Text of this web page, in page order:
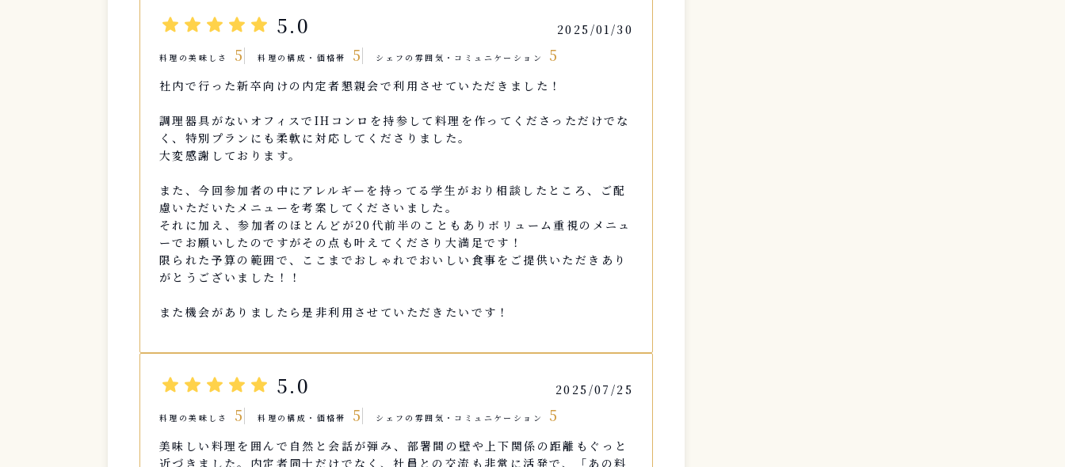
star star star star star 5.0 2025/01/30
料理の美味しさ 5 料理の構成・価格帯 5 シェフの雰囲気・コミュニケーション 5
社内で行った新卒向けの内定者懇親会で利用させていただきました！
調理器具がないオフィスでIHコンロを持参して料理を作ってくださっただけでな
く、特別プランにも柔軟に対応してくださりました。
大変感謝しております。
また、今回参加者の中にアレルギーを持ってる学生がおり相談したところ、ご配
慮いただいたメニューを考案してくださいました。
それに加え、参加者のほとんどが20代前半のこともありボリューム重視のメニュ
ーでお願いしたのですがその点も叶えてくださり大満足です！
限られた予算の範囲で、ここまでおしゃれでおいしい食事をご提供いただきあり
がとうございました！！
また機会がありましたら是非利用させていただきたいです！
star star star star star 5.0 2025/07/25
料理の美味しさ 5 料理の構成・価格帯 5 シェフの雰囲気・コミュニケーション 5
美味しい料理を囲んで自然と会話が弾み、部署間の壁や上下関係の距離もぐっと
近づきました。内定者同士だけでなく、社員との交流も非常に活発で、「あの料